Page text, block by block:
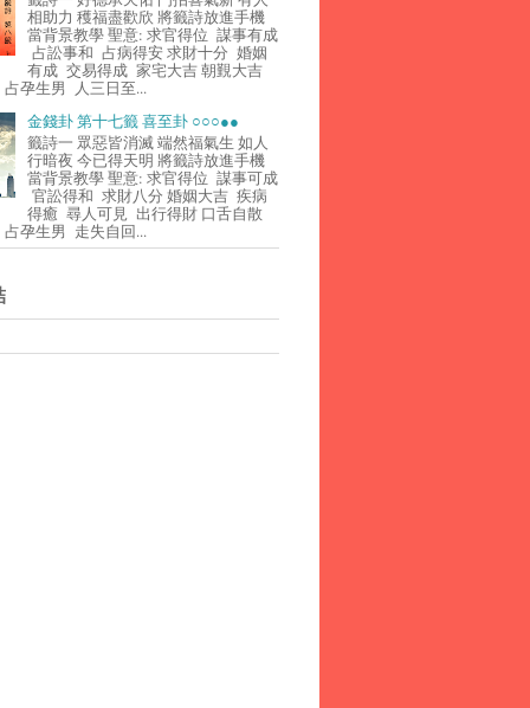
相助力 穫福盡歡欣 將籤詩放進手機
當背景教學 聖意: 求官得位 謀事有成
占訟事和 占病得安 求財十分 婚姻
有成 交易得成 家宅大吉 朝覲大吉
孕生男 人三日至...
金錢卦 第十七籤 喜至卦 ○○○●●
籤詩一 眾惡皆消滅 端然福氣生 如人
行暗夜 今已得天明 將籤詩放進手機
當背景教學 聖意: 求官得位 謀事可成
官訟得和 求財八分 婚姻大吉 疾病
得癒 尋人可見 出行得財 口舌自散
孕生男 走失自回...